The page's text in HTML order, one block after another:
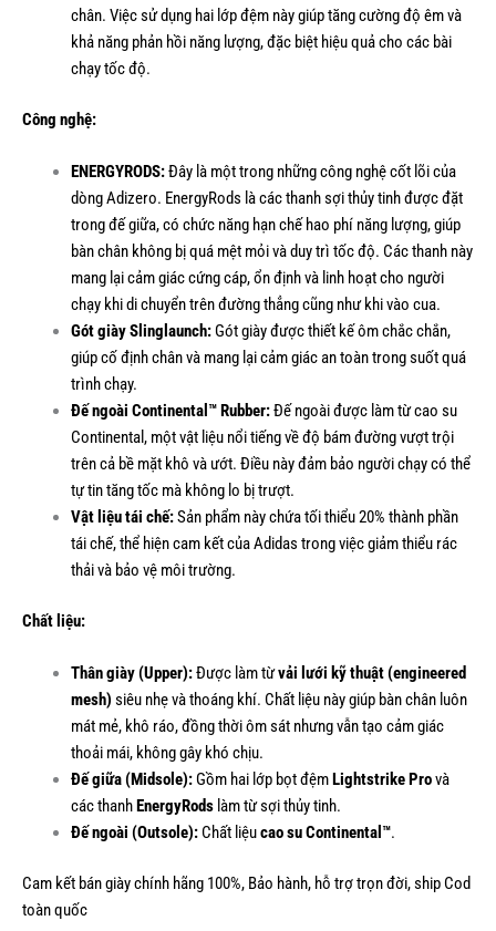
chân. Việc sử dụng hai lớp đệm này giúp tăng cường độ êm và
khả năng phản hồi năng lượng, đặc biệt hiệu quả cho các bài
chạy tốc độ.
Công nghệ:
ENERGYRODS:Đây là một trong những công nghệ cốt lõi của
dòng Adizero. EnergyRods là các thanh sợi thủy tinh được đặt
trong đế giữa, có chức năng hạn chế hao phí năng lượng, giúp
bàn chân không bị quá mệt mỏi và duy trì tốc độ. Các thanh này
mang lại cảm giác cứng cáp, ổn định và linh hoạt cho người
chạy khi di chuyển trên đường thẳng cũng như khi vào cua.
Gót giày Slinglaunch:Gót giày được thiết kế ôm chắc chắn,
giúp cố định chân và mang lại cảm giác an toàn trong suốt quá
trình chạy.
Đế ngoài Continental™ Rubber:Đế ngoài được làm từ cao su
Continental, một vật liệu nổi tiếng về độ bám đường vượt trội
trên cả bề mặt khô và ướt. Điều này đảm bảo người chạy có thể
tự tin tăng tốc mà không lo bị trượt.
Vật liệu tái chế:Sản phẩm này chứa tối thiểu 20% thành phần
tái chế, thể hiện cam kết của Adidas trong việc giảm thiểu rác
thải và bảo vệ môi trường.
Chất liệu:
Thân giày (Upper):Được làm từvải lưới kỹ thuật (engineered
mesh) siêu nhẹ và thoáng khí. Chất liệu này giúp bàn chân luôn
mát mẻ, khô ráo, đồng thời ôm sát nhưng vẫn tạo cảm giác
thoải mái, không gây khó chịu.
Đế giữa (Midsole):Gồm hai lớp bọt đệmLightstrike Provà
các thanhEnergyRodslàm từ sợi thủy tinh.
Đế ngoài (Outsole):Chất liệucao su Continental™.
Cam kết bán giày chính hãng 100%, Bảo hành, hỗ trợ trọn đời, ship Cod
toàn quốc